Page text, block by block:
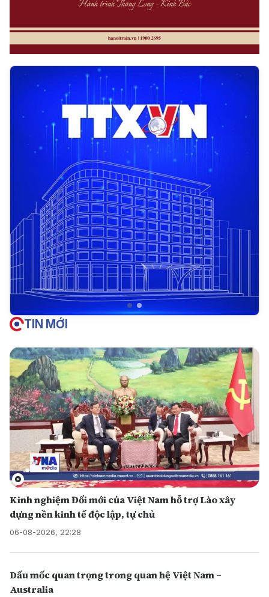
TIN MỚI
Kinh nghiệm Đổi mới của Việt Nam hỗ trợ Lào xây
dựng nền kinh tế độc lập, tự chủ
06-08-2026, 22:28
Dấu mốc quan trọng trong quan hệ Việt Nam –
Australia